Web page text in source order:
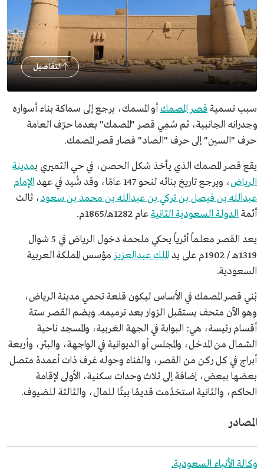
التفاصيل
سبب تسمية قصر المصمك أو المسمك، يرجع إلى سماكة بناء أسواره
وجدرانه الجانبية، ثم سُمِي قصر "المصمك" بعدما حرّف العامة
حرف "السين" إلى حرف "الصاد" فصار قصر المصمك.
يقع قصر المصمك الذي يأخذ شكل الحصن، في حي الثميري بمدينة
الرياض، ويرجع تاريخ بنائه لنحو 147 عامًا، وقد شُيد في عهد
الإمام
عبدالله بن فيصل بن تركي بن عبدالله بن محمد بن سعود، ثالث
أئمة الدولة السعودية الثانيةعام 1282هـ/1865م.
يعد القصر معلماً أثرياً يحكي ملحمة دخول الرياض في 5 شوال
1319هـ / 1902م على يد
الملك عبدالعزيز مؤسس المملكة العربية
السعودية.
بُني قصر المصمك في الأساس ليكون قلعة تحمي مدينة الرياض،
وهو الآن متحف يستقبل الزوار بعد ترميمه. ويضم القصر ستة
أقسام رئيسة، هي: البوابة في الجهة الغربية، والمسجد ناحية
الشمال من المدخل، والمجلس أو الديوانية في الواجهة، والبئر، وأربعة
أبراج في كل ركن من القصر، والفناء وحوله غرف ذات أعمدة متصل
بعضها ببعض، إضافة إلى ثلاث وحدات سكنية، الأولى لإقامة
الحاكم، والثانية استخدُمت قديمًا بيتًا للمال، والثالثة للضيوف.
المصادر
وكالة الأنباء السعودية.